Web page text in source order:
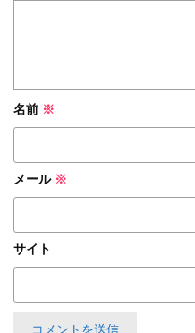
名前 ※
メール ※
サイト